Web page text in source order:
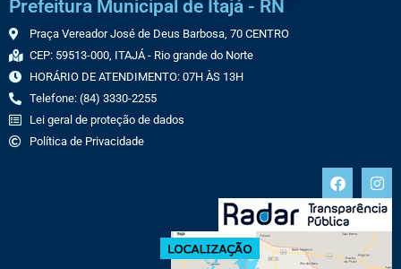
Prefeitura Municipal de Itajá - RN
Praça Vereador José de Deus Barbosa, 70 CENTRO
CEP: 59513-000, ITAJÁ - Rio grande do Norte
HORÁRIO DE ATENDIMENTO: 07H ÀS 13H
Telefone: (84) 3330-2255
Lei geral de proteção de dados
Política de Privacidade